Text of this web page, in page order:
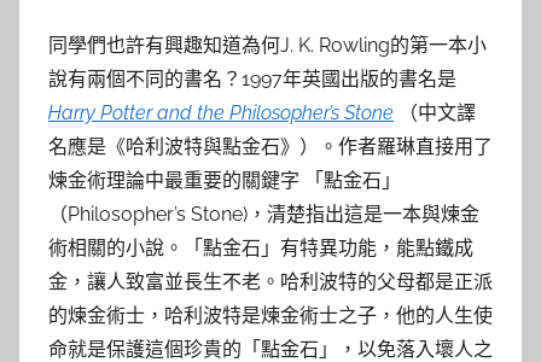
務
部
落
格
同學們也許有興趣知道為何J. K. Rowling的第一本小
說有兩個不同的書名？1997年英國出版的書名是
Harry Potter and the Philosopher’s Stone
（中文譯
名應是《哈利波特與點金石》）。作者羅琳直接用了
煉金術理論中最重要的關鍵字 「點金石」
（Philosopher’s Stone)，清楚指出這是一本與煉金
術相關的小說。「點金石」有特異功能，能點鐵成
金，讓人致富並長生不老。哈利波特的父母都是正派
的煉金術士，哈利波特是煉金術士之子，他的人生使
命就是保護這個珍貴的「點金石」，以免落入壞人之